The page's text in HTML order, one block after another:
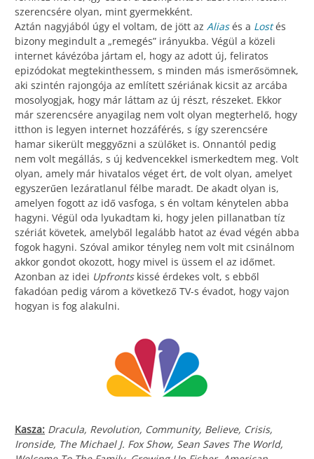
szerencsére olyan, mint gyermekként.
Aztán nagyjából úgy el voltam, de jött az Alias és a Lost és
bizony megindult a „remegés” irányukba. Végül a közeli
internet kávézóba jártam el, hogy az adott új, feliratos
epizódokat megtekinthessem, s minden más ismerősömnek,
aki szintén rajongója az említett szériának kicsit az arcába
mosolyogjak, hogy már láttam az új részt, részeket. Ekkor
már szerencsére anyagilag nem volt olyan megterhelő, hogy
itthon is legyen internet hozzáférés, s így szerencsére
hamar sikerült meggyőzni a szülőket is. Onnantól pedig
nem volt megállás, s új kedvencekkel ismerkedtem meg. Volt
olyan, amely már hivatalos véget ért, de volt olyan, amelyet
egyszerűen lezáratlanul félbe maradt. De akadt olyan is,
amelyen fogott az idő vasfoga, s én voltam kénytelen abba
hagyni. Végül oda lyukadtam ki, hogy jelen pillanatban tíz
szériát követek, amelyből legalább hatot az évad végén abba
fogok hagyni. Szóval amikor tényleg nem volt mit csinálnom
akkor gondot okozott, hogy mivel is üssem el az időmet.
Azonban az idei Upfrontskissé érdekes volt, s ebből
fakadóan pedig várom a következő TV-s évadot, hogy vajon
hogyan is fog alakulni.
Kasza: Dracula, Revolution, Community, Believe, Crisis,
Ironside, The Michael J. Fox Show, Sean Saves The World,